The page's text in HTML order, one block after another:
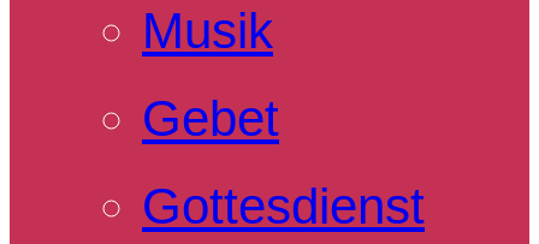
Musik
Gebet
Gottesdienst